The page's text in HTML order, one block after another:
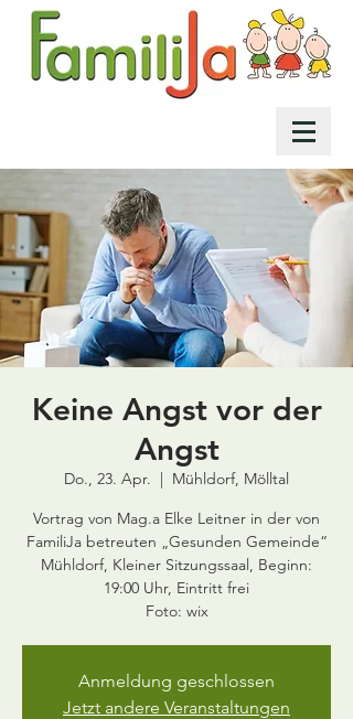
Keine Angst vor der
Angst
Do., 23. Apr.
  |
Mühldorf, Mölltal
Vortrag von Mag.a Elke Leitner in der von
FamiliJa betreuten „Gesunden Gemeinde“
Mühldorf, Kleiner Sitzungssaal, Beginn:
19:00 Uhr, Eintritt frei
Foto: wix
Anmeldung geschlossen
Jetzt andere Veranstaltungen